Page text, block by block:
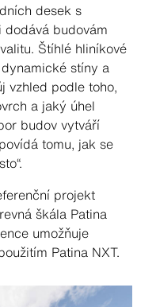
desek s
budovám
Štíhlé hliníkové
stíny a
vzhled podle toho,
a jaký úhel
budov vytváří
tomu, jak se
projekt
škála Patina
umožňuje
Patina NXT.